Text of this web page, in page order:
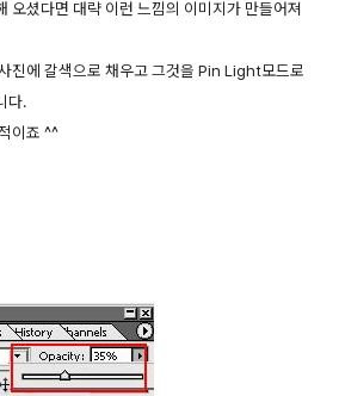
오셨다면 대략 이런 느낌의 이미지가 만들어져
진에 갈색으로 채우고 그것을 Pin Light모드로
다.
이죠 ^^